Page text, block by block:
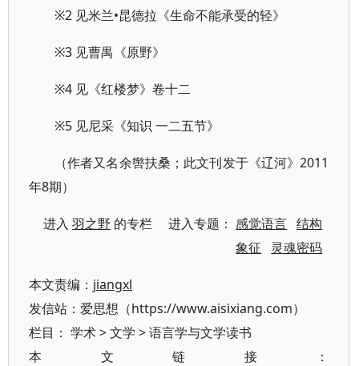
※2 见米兰•昆德拉《生命不能承受的轻》
※3 见曹禺《原野》
※4 见《红楼梦》卷十二
※5 见尼采《知识 一二五节》
（作者又名余辔扶桑；此文刊发于《辽河》2011
年8期）
进入羽之野 的专栏 进入专题：感觉语言 结构
象征
灵魂密码
本文责编： jiangxl
发信站：爱思想（https://www.aisixiang.com）
栏目： 学术>文学 >语言学与文学读书
本文链接：